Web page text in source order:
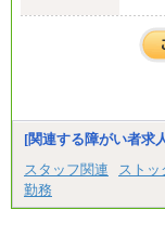
全職
月給
年収
※ス
※試
[関連する障がい者求
スタッフ関連
スト
勤務